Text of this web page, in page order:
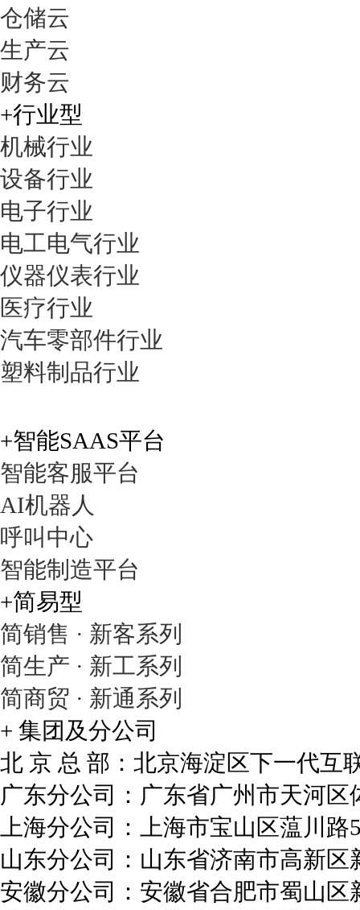
智邦国际仪器仪表行业解
决方案，完全针对仪......
金融科技行业解决方案
智邦国际金融科技行业解
广告媒体行业解决方案
决方案，完全针对广......
电子商务行业解决方案
决方案，完全针对电......
中小型企业解决方案
智邦国际中小型企业解决
方案，将客户、销售......
仓储云
生产云
财务云
+行业型
机械行业
设备行业
电子行业
电工电气行业
仪器仪表行业
医疗行业
汽车零部件行业
塑料制品行业
+智能SAAS平台
智能客服平台
AI机器人
呼叫中心
智能制造平台
+简易型
简销售 · 新客系列
简生产 · 新工系列
简商贸 · 新通系列
+ 集团及分公司
北 京 总 部：北京海淀区下一代互
广东分公司：广东省广州市天河区
上海分公司：上海市宝山区蕰川路
山东分公司：山东省济南市高新
安徽分公司：安徽省合肥市蜀山区